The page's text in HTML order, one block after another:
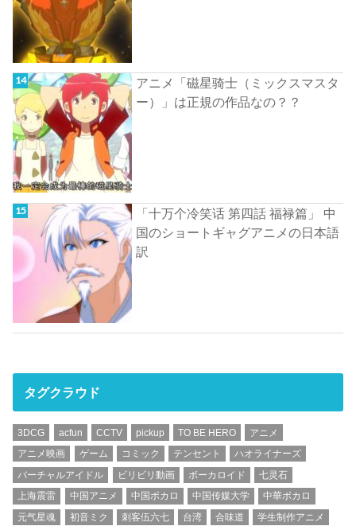
アニメ「磁星骑士（ミックスマスタ
ー）」は正規の作品なの？？
「十万个冷笑话 第四話 福禄篇」 中
国のショートギャグアニメの日本語
訳
タグクラウド
3DCG acfun CCTV pickup TO BE HERO
アニメ
アニメ映画
ゲーム コミック テンセント
ハオライナーズ
バーチャルアイドル
ビリビリ動画 ボーカロイド
七灵石
上海震雷
中国アニメ 中国ボカロ 中国传媒大学
中華ボカロ
元气星魂
初音ミク 刺客伍六七 台湾 合味道
学生制作アニメ